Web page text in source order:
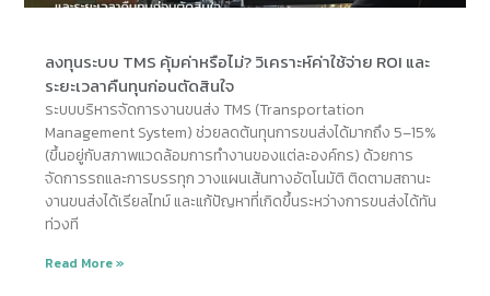
ลงทุนระบบ TMS คุ้มค่าหรือไม่? วิเคราะห์ค่าใช้จ่าย ROI และ
ระยะเวลาคืนทุนก่อนตัดสินใจ
ระบบบริหารจัดการงานขนส่ง TMS (Transportation
Management System) ช่วยลดต้นทุนการขนส่งได้มากถึง 5–15%
(ขึ้นอยู่กับสภาพแวดล้อมการทำงานของแต่ละองค์กร) ด้วยการ
จัดการรถและการบรรทุก วางแผนเส้นทางอัตโนมัติ ติดตามสถานะ
งานขนส่งได้เรียลไทม์ และแก้ปัญหาที่เกิดขึ้นระหว่างการขนส่งได้ทัน
ท่วงที
Read More »